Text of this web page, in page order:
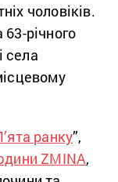
чоловіків.
річного
села
ранку”,
ZMINA,